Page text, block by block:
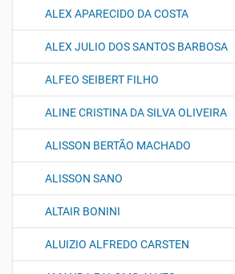
ALEX APARECIDO DA COSTA
ALEX JULIO DOS SANTOS BARBOSA
ALFEO SEIBERT FILHO
ALINE CRISTINA DA SILVA OLIVEIRA
ALISSON BERTÃO MACHADO
ALISSON SANO
ALTAIR BONINI
ALUIZIO ALFREDO CARSTEN